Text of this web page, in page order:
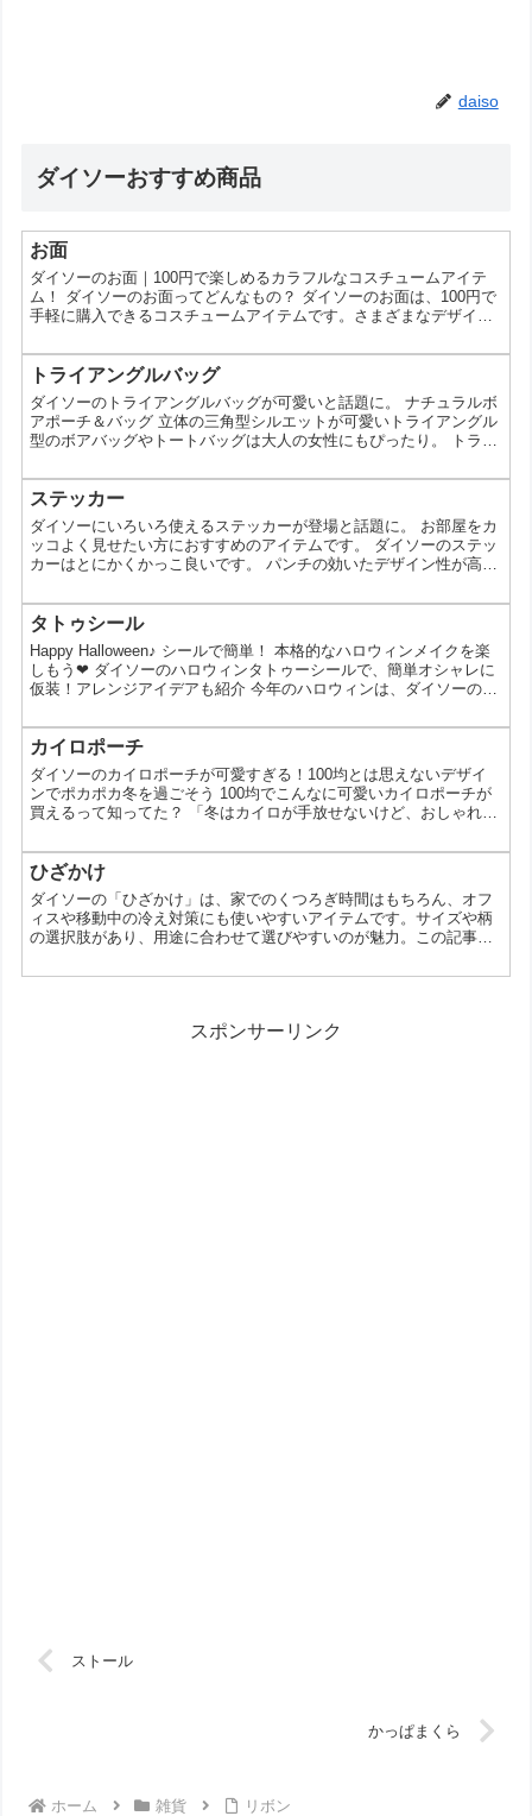
daiso
ダイソーおすすめ商品
お面
ダイソーのお面｜100円で楽しめるカラフルなコスチュームアイテ
ム！ ダイソーのお面ってどんなもの？ ダイソーのお面は、100円で
手軽に購入できるコスチュームアイテムです。さまざまなデザイン
にぴったり。この記事では、ダイソーのお面の魅力とその使い方に
ついて詳しくご紹介します。 なぜダイソーのお面が人気なのか？ 1.
驚きの価格で手に入る ダイソーのお面は、100円という驚きの価格
で手に入ります。一般的に、コスチュームア...
トライアングルバッグ
ダイソーのトライアングルバッグが可愛いと話題に。 ナチュラルボ
アポーチ＆バッグ 立体の三角型シルエットが可愛いトライアングル
型のボアバッグやトートバッグは大人の女性にもぴったり。 トライ
ボア）300円 ナチュラルボアトートバッグ 300円 ナチュラルボア巾
着（マチ付）150円 ナチュラルボアポーチ（シェル型）100円 ナチ
ュラルボアポーチ（底マチ）100円 ナチュラルボア巾着（フラッ
ト） 100円 この投稿をIn...
ステッカー
ダイソーにいろいろ使えるステッカーが登場と話題に。 お部屋をカ
ッコよく見せたい方におすすめのアイテムです。 ダイソーのステッ
カーはとにかくかっこ良いです。 パンチの効いたデザイン性が高い
アしたいなら鳥かごやシャンデリアモチーフのステッカー、お部屋
を海外のおしゃれな雰囲気にしたいならエッフェル塔や欧米風のス
テッカーがおすすめです。 さらにステッカーは壁だけでなく様々な
用途に使うことができます。 小物などのリメイクにも...
タトゥシール
Happy Halloween♪ シールで簡単！ 本格的なハロウィンメイクを楽
しもう❤ ダイソーのハロウィンタトゥーシールで、簡単オシャレに
仮装！アレンジアイデアも紹介 今年のハロウィンは、ダイソーのハ
イソーのハロウィンタトゥーシールってどんなの？ ダイソーのハロ
ウィンタトゥーシールは、カボチャ、コウモリ、蜘蛛の巣など、定
番のハロウィンモチーフから、ちょっとユニークなデザインまで、
種類が豊富です。 しかも、1枚あた...
カイロポーチ
ダイソーのカイロポーチが可愛すぎる！100均とは思えないデザイ
ンでポカポカ冬を過ごそう 100均でこんなに可愛いカイロポーチが
買えるって知ってた？ 「冬はカイロが手放せないけど、おしゃれな
へ。実は、100円ショップのダイソーで買えるカイロポーチが、と
っても可愛いと話題なんです！今回は、ダイソーのカイロポーチの
魅力や、その選び方についてご紹介します。 なぜダイソーのカイロ
ポーチが人気なの？ 価格が安い: 100円という...
ひざかけ
ダイソーの「ひざかけ」は、家でのくつろぎ時間はもちろん、オフ
ィスや移動中の冷え対策にも使いやすいアイテムです。サイズや柄
の選択肢があり、用途に合わせて選びやすいのが魅力。この記事で
ます。ダイソーのひざかけはどんなアイテム？今回のひざかけは、
ー、フランネル調、ケーブルニット風、さらにビション...
スポンサーリンク
ストール
かっぱまくら
ホーム 雑貨 リボン